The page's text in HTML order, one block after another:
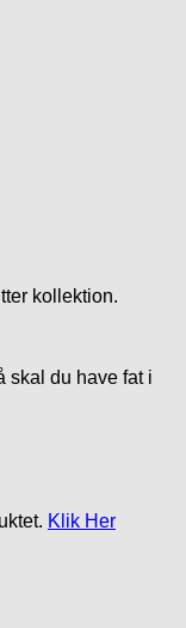
kollektion.
skal du have fat i
Klik Her